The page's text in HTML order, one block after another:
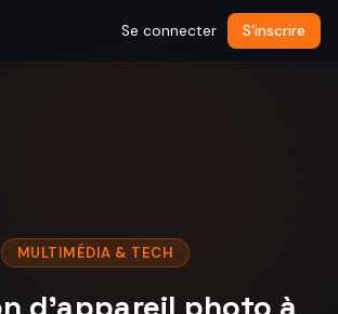
Se connecter S'inscrire
MULTIMÉDIA & TECH